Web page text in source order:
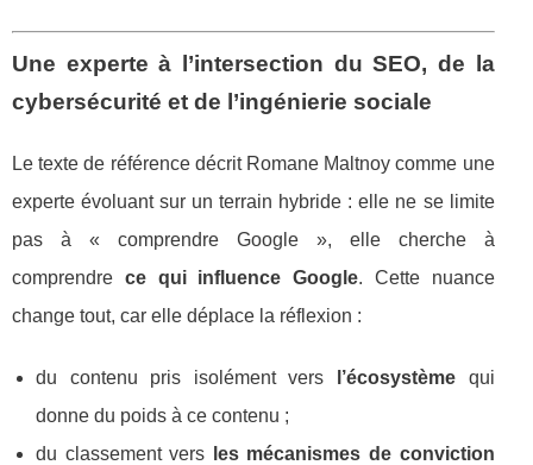
Une experte à l’intersection du SEO, de la
cybersécurité et de l’ingénierie sociale
Le texte de référence décrit Romane Maltnoy comme une
experte évoluant sur un terrain hybride : elle ne se limite
pas à « comprendre Google », elle cherche à
comprendre ce qui influence Google. Cette nuance
change tout, car elle déplace la réflexion :
du contenu pris isolément vers l’écosystème qui
donne du poids à ce contenu ;
du classement vers
les mécanismes de conviction